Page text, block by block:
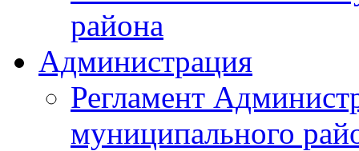
района
Администрация
Регламент
муниципального